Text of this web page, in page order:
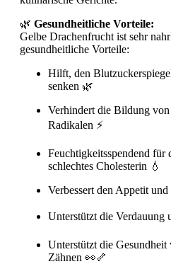
🌿 Gesundheitliche Vorteile:
Gelbe Drachenfrucht ist sehr
gesundheitliche Vorteile:
Hilft, den
senken 🌿
Verhindert die Bildung von
Radikalen ⚡
Feuchtigkeitsspendend für
schlechtes Cholesterin 💧
Verbessert den Appetit
Unterstützt die
Unterstützt die
Zähnen 👀🦴